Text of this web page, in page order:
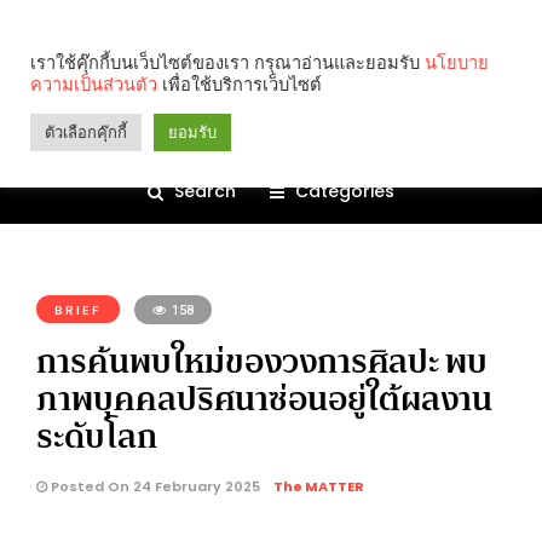
Search Categories
BRIEF 158
การค้นพบใหม่ของวงการศิลปะ พบ
ภาพบุคคลปริศนาซ่อนอยู่ใต้ผลงาน
ระดับโลก
Posted On 24 February 2025 The MATTER
เราใช้คุ๊กกี้บนเว็บไซต์ของเรา กรุณาอ่านและยอมรับ นโยบาย
ความเป็นส่วนตัว เพื่อใช้บริการเว็บไซต์
ตัวเลือกคุ๊กกี้ ยอมรับ